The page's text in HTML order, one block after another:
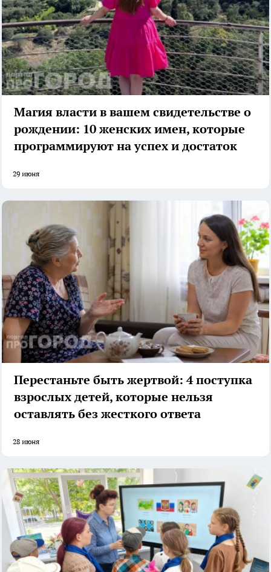
Магия власти в вашем свидетельстве о
рождении: 10 женских имен, которые
программируют на успех и достаток
29 июня
Перестаньте быть жертвой: 4 поступка
взрослых детей, которые нельзя
оставлять без жесткого ответа
28 июня